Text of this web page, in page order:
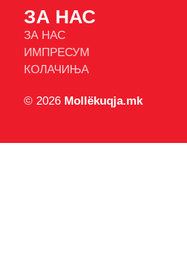
ЗА НАС
ЗА НАС
ИМПРЕСУМ
КОЛАЧИЊА
© 2026 Mollëkuqja.mk